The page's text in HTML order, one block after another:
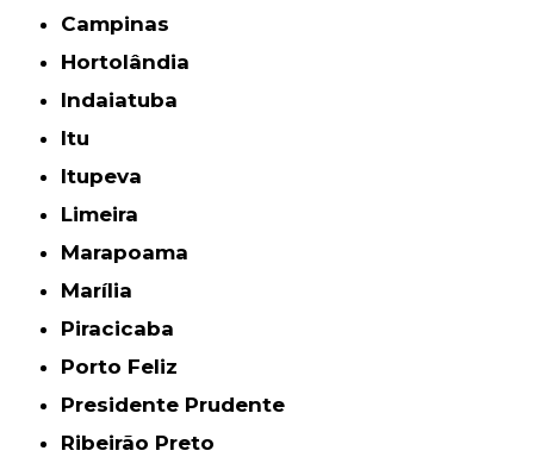
Campinas
Hortolândia
Indaiatuba
Itu
Itupeva
Limeira
Marapoama
Marília
Piracicaba
Porto Feliz
Presidente Prudente
Ribeirão Preto